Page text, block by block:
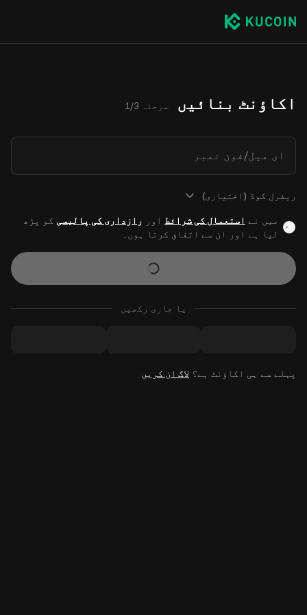
اکاؤنٹ بنائیں مرحلہ 1/3
ای میل/فون نمبر
ریفرل کوڈ (اختیاری)
میں نے استعمال کی شرائط اور رازداری کی پالیسی کو پڑھ
لیا ہے اور ان سے اتفاق کرتا ہوں۔
یا جاری رکھیں
پہلے سے ہی اکاؤنٹ ہے؟ لاگ ان کریں